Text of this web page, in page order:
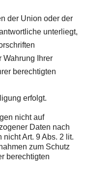
der Union oder der
unterliegt,
Wahrung Ihrer
berechtigten
erfolgt.
nicht auf
Daten nach
nicht Art. 9 Abs. 2 lit.
zum Schutz
berechtigten